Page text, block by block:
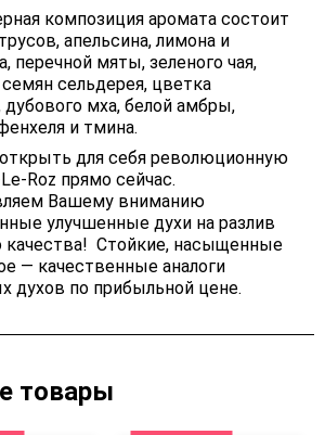
композиция аромата состоит
апельсина, лимона и
перечной мяты, зеленого чая,
сельдерея, цветка
дубового мха, белой амбры,
и тмина.
для себя революционную
Roz прямо сейчас.
Вашему вниманию
улучшенные духи на разлив
качества! Стойкие, насыщенные
— качественные аналоги
духов по прибыльной цене.
товары